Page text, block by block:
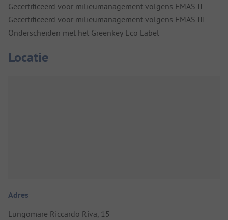
Gecertificeerd voor milieumanagement volgens EMAS II
Gecertificeerd voor milieumanagement volgens EMAS III
Onderscheiden met het Greenkey Eco Label
Locatie
Adres
Lungomare Riccardo Riva, 15